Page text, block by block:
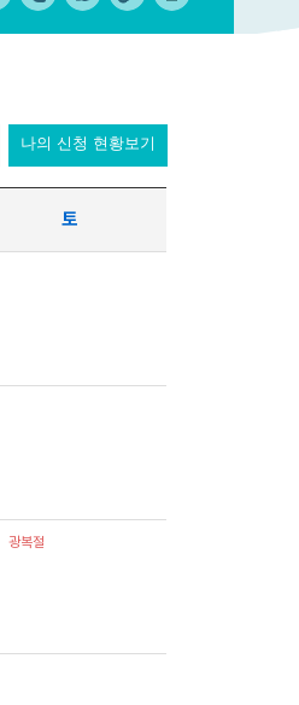
나의 신청 현황보기
토
광복절